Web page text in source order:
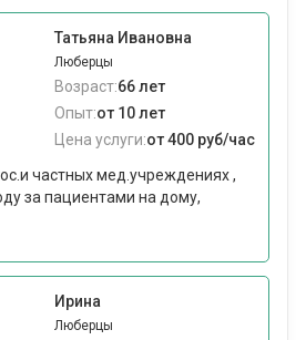
Татьяна Ивановна
Люберцы
Возраст:66 лет
Опыт:от 10 лет
Цена услуги:от 400 руб/час
частных мед.учреждениях ,
за пациентами на дому,
Ирина
Люберцы